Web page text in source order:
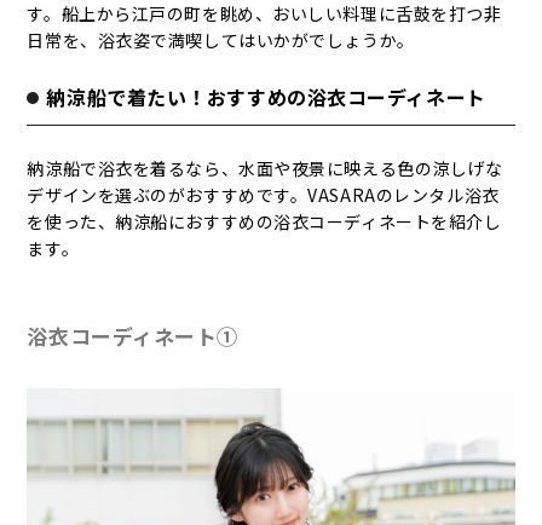
す。船上から江戸の町を眺め、おいしい料理に舌鼓を打つ非
日常を、浴衣姿で満喫してはいかがでしょうか。
納涼船で着たい！おすすめの浴衣コーディネート
納涼船で浴衣を着るなら、水面や夜景に映える色の涼しげな
デザインを選ぶのがおすすめです。VASARAのレンタル浴衣
を使った、納涼船におすすめの浴衣コーディネートを紹介し
ます。
浴衣コーディネート①